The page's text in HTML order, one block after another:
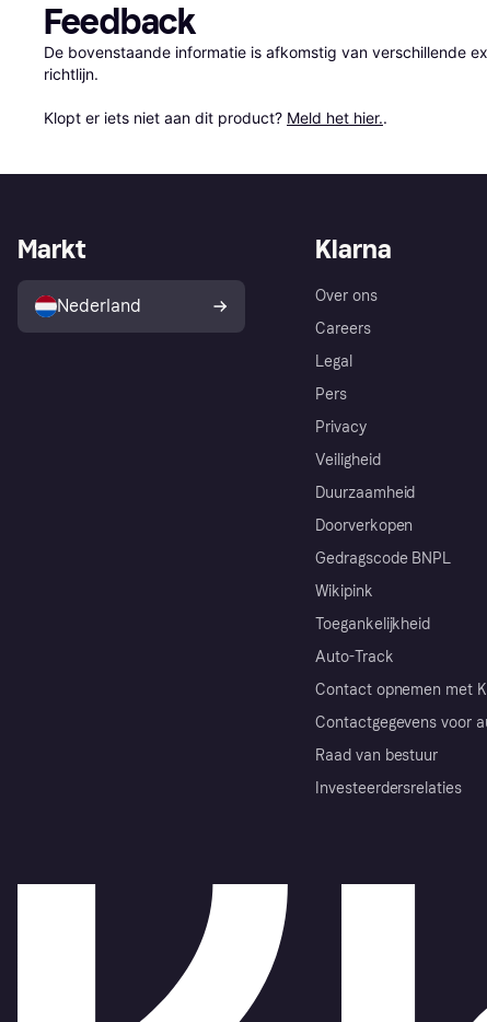
Feedback
De bovenstaande informatie is afkomstig van verschillende
richtlijn.
Klopt er iets niet aan dit product? Meld het hier..
Klarna
Over ons
Careers
Legal
Pers
Privacy
Veiligheid
Duurzaamheid
Doorverkopen
Gedragscode BNPL
Wikipink
Toegankelijkheid
Auto-Track
Contact opnemen met
Contactgegevens voor
Raad van bestuur
Investeerdersrelaties
Markt
Nederland